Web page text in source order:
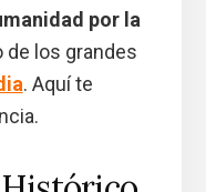
por la
de los grandes
. Aquí te